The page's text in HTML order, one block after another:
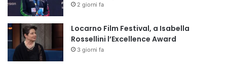
2 giorni fa
Locarno Film Festival, a Isabella
Rossellini l’Excellence Award
3 giorni fa